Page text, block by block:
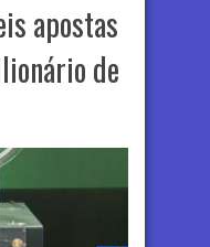
apostas
de